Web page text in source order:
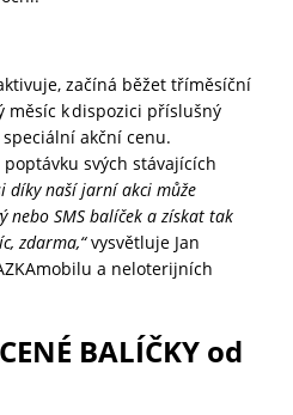
začíná běžet tříměsíční
měsíc k dispozici příslušný
akční cenu.
svých stávajících
díky naší jarní akci může
SMS balíček a získat tak
zdarma,“vysvětluje Jan
a neloterijních
BALÍČKY od